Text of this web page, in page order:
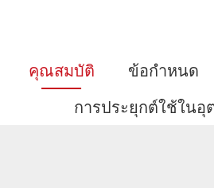
คุณสมบัติ ข้อกำหนด
การประยุกต์ใช้ในอุ